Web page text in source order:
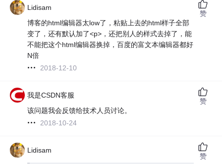
Lidisam
博客的html编辑器太low了，粘贴上去的html样子全部
变了，还有默认加了<p>，还把别人的样式去掉了，能
不能把这个html编辑器换掉，百度的富文本编辑器都好
N倍
2018-12-10
赞
我是CSDN客服
该问题我会反馈给技术人员讨论。
2018-10-24
赞
Lidisam
赞